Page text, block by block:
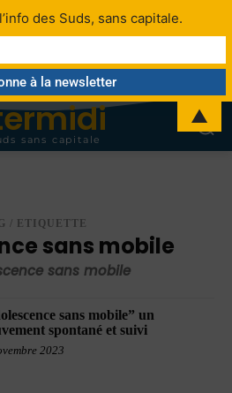
sans capitale
/ ETIQUETTE
sans mobile
sans mobile
sans mobile” un
spontané et suivi
2023
des Suds, sans capitale.
▲